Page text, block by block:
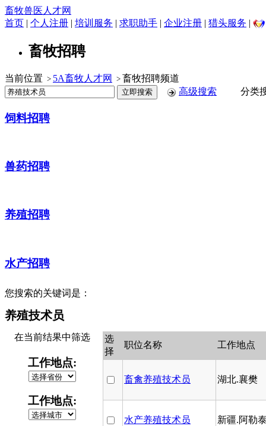
畜牧兽医人才网
首页 | 个人注册 | 培训服务 | 求职助手 | 企业注册 | 猎头服务 |
畜牧招聘
当前位置 > 5A畜牧人才网 > 畜牧招聘频道
高级搜索
分类
饲料招聘
兽药招聘
养殖招聘
水产招聘
您搜索的关键词是：
养殖技术员
在当前结果中筛选
工作地点:
工作地点:
选
择
职位名称 工作地点
畜禽养殖技术员 湖北.襄樊
水产养殖技术员 新疆.阿勒